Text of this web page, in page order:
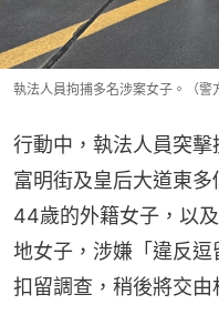
執法人員拘捕多名涉案女子。（警
行動中，執法人員突擊
富明街及皇后大道東
44歲的外籍女子，以
地女子，涉嫌「違反
扣留調查，稍後將交由